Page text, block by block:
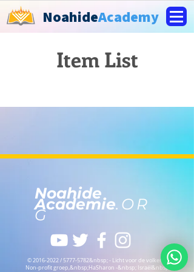
NoahideAcademy
Item List
Noahide
Academie.OR
G
©2016-2022/5777-5782&nbsp; - Licht voor de volkeren
Non-profit groep,&nbsp;HaSharon -&nbsp; Israël&nbsp;